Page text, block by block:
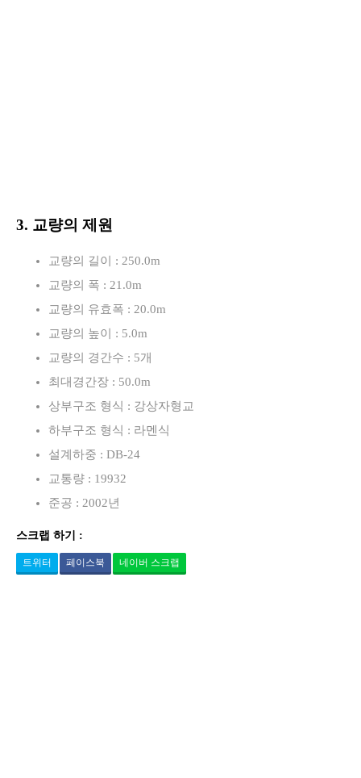
3. 교량의 제원
교량의 길이 : 250.0m
교량의 폭 : 21.0m
교량의 유효폭 : 20.0m
교량의 높이 : 5.0m
교량의 경간수 : 5개
최대경간장 : 50.0m
상부구조 형식 : 강상자형교
하부구조 형식 : 라멘식
설계하중 : DB-24
교통량 : 19932
준공 : 2002년
스크랩 하기 :
트위터 페이스북 네이버 스크랩